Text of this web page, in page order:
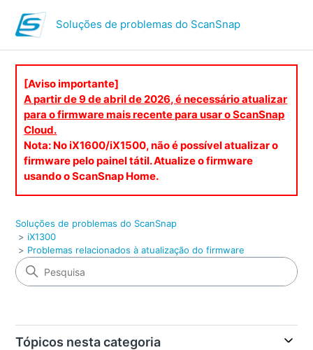
Soluções de problemas do ScanSnap
[Aviso importante]
A partir de 9 de abril de 2026, é necessário atualizar
para o firmware mais recente para usar o ScanSnap
Cloud.
Nota: No iX1600/iX1500, não é possível atualizar o
firmware pelo painel tátil. Atualize o firmware
usando o ScanSnap Home.
Soluções de problemas do ScanSnap
iX1300
Problemas relacionados à atualização do firmware
Tópicos nesta categoria